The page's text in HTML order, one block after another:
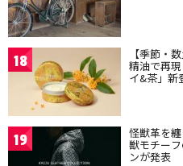
18 【季節・
精油で再
イ&茶」新
19 怪獣革を
獣モチー
ンが発表